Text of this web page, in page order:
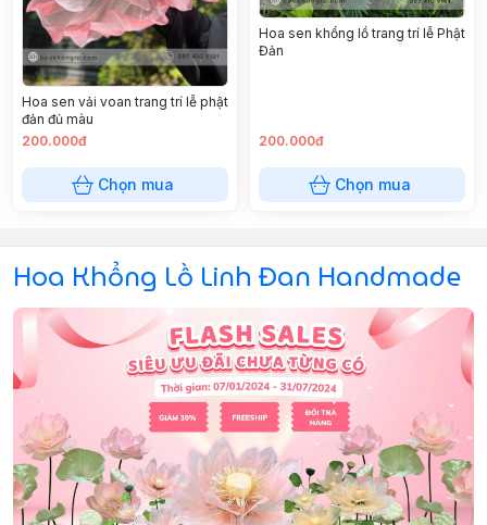
Hoa sen vải voan trang trí lễ phật
đản đủ màu
200.000đ
Chọn mua
Hoa sen khổng lồ trang trí lễ Phật
Đản
200.000đ
Chọn mua
Hoa Khổng Lồ Linh Đan Handmade